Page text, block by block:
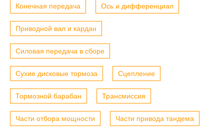
Конечная передача Ось и дифференциал
Приводной вал и кардан
Силовая передача в сборе
Сухие дисковые тормоза Сцепление
Тормозной барабан Трансмиссия
Части отбора мощности Части привода тандема